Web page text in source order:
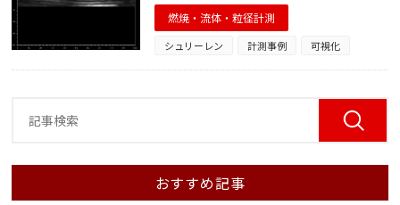
燃焼・流体・粒径計測
シュリーレン 計測事例 可視化
おすすめ記事